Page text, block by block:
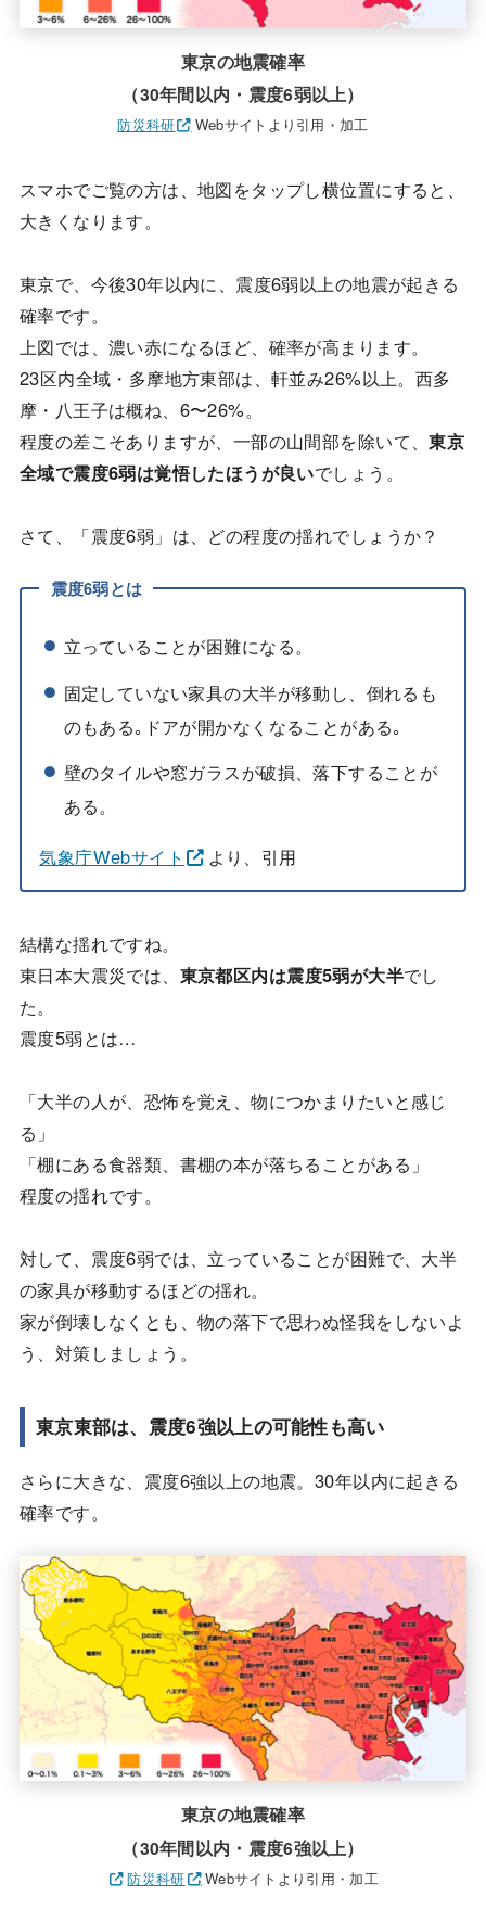
東京の地震確率
（30年間以内・震度6弱以上）
防災科研 Webサイトより引用・加工
スマホでご覧の方は、地図をタップし横位置にすると、
大きくなります。
東京で、今後30年以内に、震度6弱以上の地震が起きる
確率です。
上図では、濃い赤になるほど、確率が高まります。
23区内全域・多摩地方東部は、軒並み26%以上。西多
摩・八王子は概ね、6〜26%。
程度の差こそありますが、一部の山間部を除いて、東京
全域で震度6弱は覚悟したほうが良いでしょう。
さて、「震度6弱」は、どの程度の揺れでしょうか？
震度6弱とは
立っていることが困難になる。
固定していない家具の大半が移動し、倒れるも
のもある｡ドアが開かなくなることがある｡
壁のタイルや窓ガラスが破損、落下することが
ある。
気象庁Webサイト
より、引用
結構な揺れですね。
東日本大震災では、 東京都区内は震度5弱が大半でし
た。
震度5弱とは…
「大半の人が、恐怖を覚え、物につかまりたいと感じ
る」
「棚にある食器類、書棚の本が落ちることがある」
程度の揺れです。
対して、震度6弱では、立っていることが困難で、大半
の家具が移動するほどの揺れ。
家が倒壊しなくとも、物の落下で思わぬ怪我をしないよ
う、対策しましょう。
東京東部は、震度6強以上の可能性も高い
さらに大きな、震度6強以上の地震。30年以内に起きる
確率です。
東京の地震確率
（30年間以内・震度6強以上）
防災科研 Webサイトより引用・加工